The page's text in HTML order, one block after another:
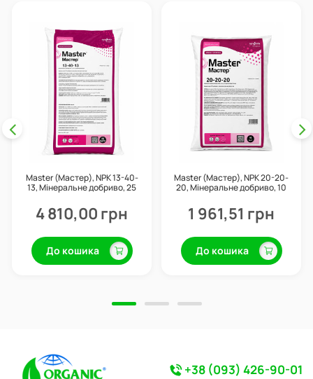
Master (Мастер), NPK 13-40-
13, Мінеральне добриво, 25
4 810,00 грн
До кошика
Master (Мастер), NPK 20-20-
20, Мінеральне добриво, 10
1 961,51 грн
До кошика
+38 (093) 426-90-01